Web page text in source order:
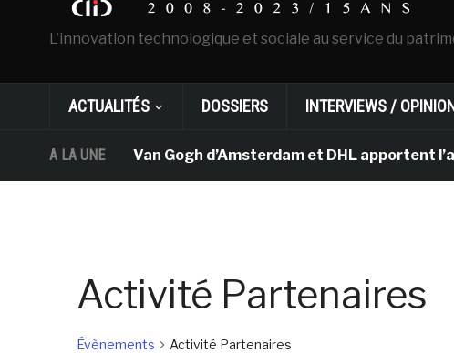
L'innovation technologique et sociale au service du
ACTUALITÉS DOSSIERS INTERVIEWS /
A LA UNE
Le musée Van Gogh d’Amsterdam et DHL apportent
Activité Partenaires
Évènements Activité Partenaires